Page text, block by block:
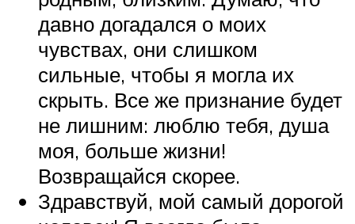
давно догадался о моих
чувствах, они слишком
сильные, чтобы я могла их
скрыть. Все же признание будет
не лишним: люблю тебя, душа
моя, больше жизни!
Возвращайся скорее.
Здравствуй, мой самый дорогой